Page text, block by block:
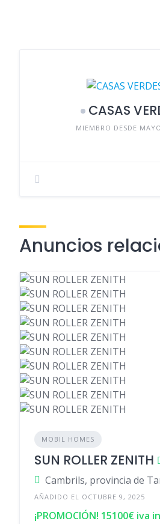
CASAS
MIEMBRO DESDE
Anuncios
MOBIL HOMES
SUN ROLLER ZENITH
Cambrils, provincia de
AÑADIDO EL OCTUBRE 9, 2025
¡PROMOCIÓN! 15100€ iva